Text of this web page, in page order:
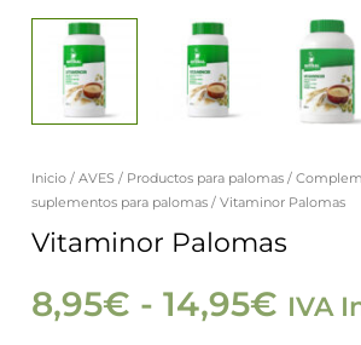
Inicio /AVES / Productos para palomas /
suplementos para palomas / Vitaminor Palomas
Vitaminor Palomas
8,95€ - 14,95€
de
IVA
Vitaminor
cantidad